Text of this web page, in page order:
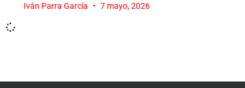
Iván Parra García 7 mayo, 2026